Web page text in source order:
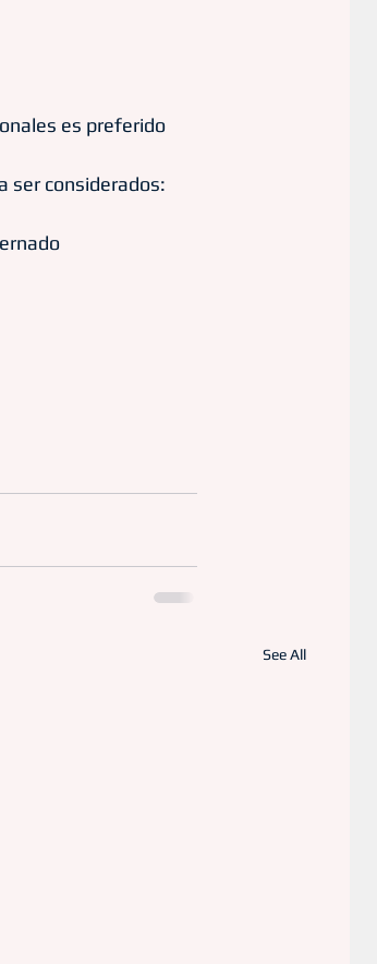
es preferido
ser considerados:
See All